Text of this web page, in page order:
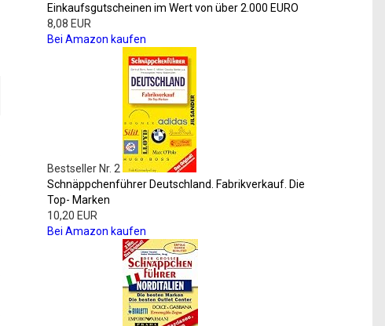
Einkaufsgutscheinen im Wert von über 2.000 EURO
8,08 EUR
Bei Amazon kaufen
Bestseller Nr. 2
Schnäppchenführer Deutschland. Fabrikverkauf. Die
Top- Marken
10,20 EUR
Bei Amazon kaufen